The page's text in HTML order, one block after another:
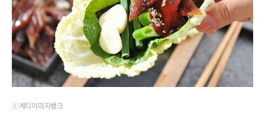
ⓒ게티이미지뱅크